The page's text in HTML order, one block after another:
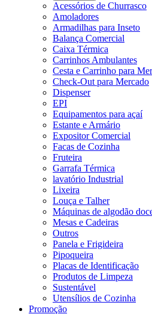
Acessórios de Churrasco
Amoladores
Armadilhas para Inseto
Balança Comercial
Caixa Térmica
Carrinhos Ambulantes
Cesta e Carrinho para
Check-Out para Mercado
Dispenser
EPI
Equipamentos para açaí
Estante e Armário
Expositor Comercial
Facas de Cozinha
Fruteira
Garrafa Térmica
lavatório Industrial
Lixeira
Louça e Talher
Máquinas de algodão
Mesas e Cadeiras
Outros
Panela e Frigideira
Pipoqueira
Placas de Identificação
Produtos de Limpeza
Sustentável
Utensílios de Cozinha
Promoção